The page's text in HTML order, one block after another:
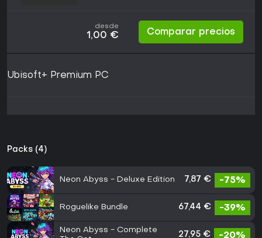
desde
1,00 € Comparar precios
Ubisoft+ Premium PC
Packs (4)
Neon Abyss - Deluxe Edition 7,87 € -75%
Roguelike Bundle 67,44 € -39%
Neon Abyss - Complete
27,95 € -20%